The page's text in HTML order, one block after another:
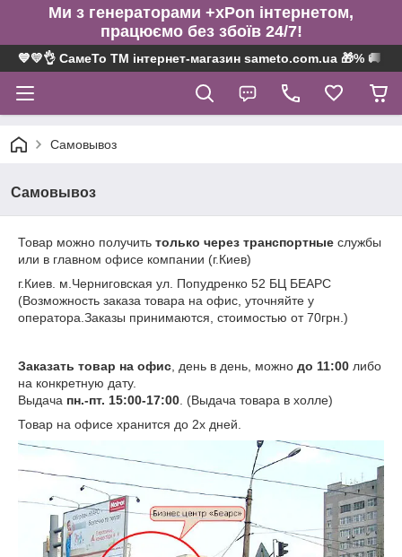
Ми з генераторами +xPon інтернетом,
працюємо без збоїв 24/7!
💙💛👌 СамеТо ТМ інтернет-магазин sameto.com.ua 🎁% 🚚 ⤵
Самовывоз
Самовывоз
Товар можно получить только через транспортные службы
или в главном офисе компании (г.Киев)
г.Киев. м.Черниговская ул. Попудренко 52 БЦ БЕАРС
(Возможность заказа товара на офис, уточняйте у
оператора.Заказы принимаются, стоимостью от 70грн.)
Заказать товар на офис , день в день, можно до 11:00 либо
на конкретную дату.
Выдача пн.-пт. 15:00-17:00 . (Выдача товара в холле)
Товар на офисе хранится до 2х дней.